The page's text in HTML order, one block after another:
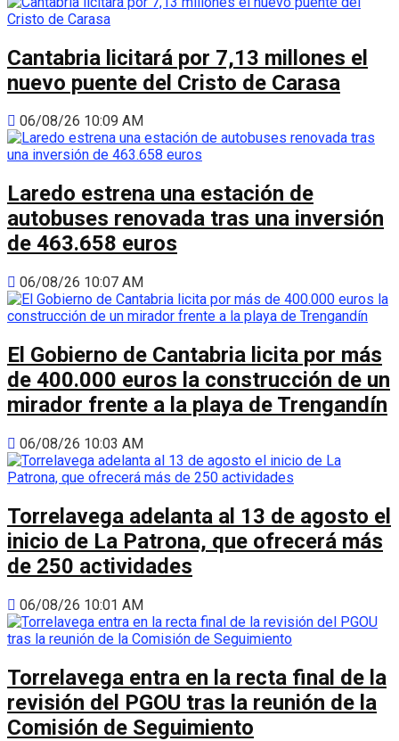
Cantabria licitará por 7,13 millones el
nuevo puente del Cristo de Carasa
06/08/26 10:09 AM
Laredo estrena una estación de
autobuses renovada tras una inversión
de 463.658 euros
06/08/26 10:07 AM
El Gobierno de Cantabria licita por más
de 400.000 euros la construcción de un
mirador frente a la playa de Trengandín
06/08/26 10:03 AM
Torrelavega adelanta al 13 de agosto el
inicio de La Patrona, que ofrecerá más
de 250 actividades
06/08/26 10:01 AM
Torrelavega entra en la recta final de la
revisión del PGOU tras la reunión de la
Comisión de Seguimiento